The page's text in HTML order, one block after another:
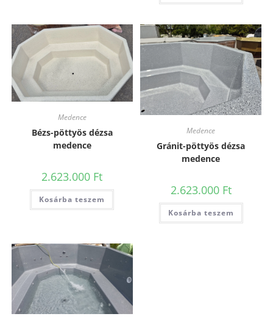
Medence
Bézs-pöttyös dézsa
medence
2.623.000 Ft
Kosárba teszem
Medence
Gránit-pöttyös dézsa
medence
2.623.000 Ft
Kosárba teszem